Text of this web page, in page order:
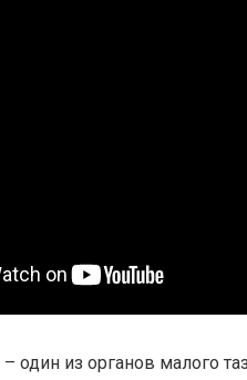
один из органов малого